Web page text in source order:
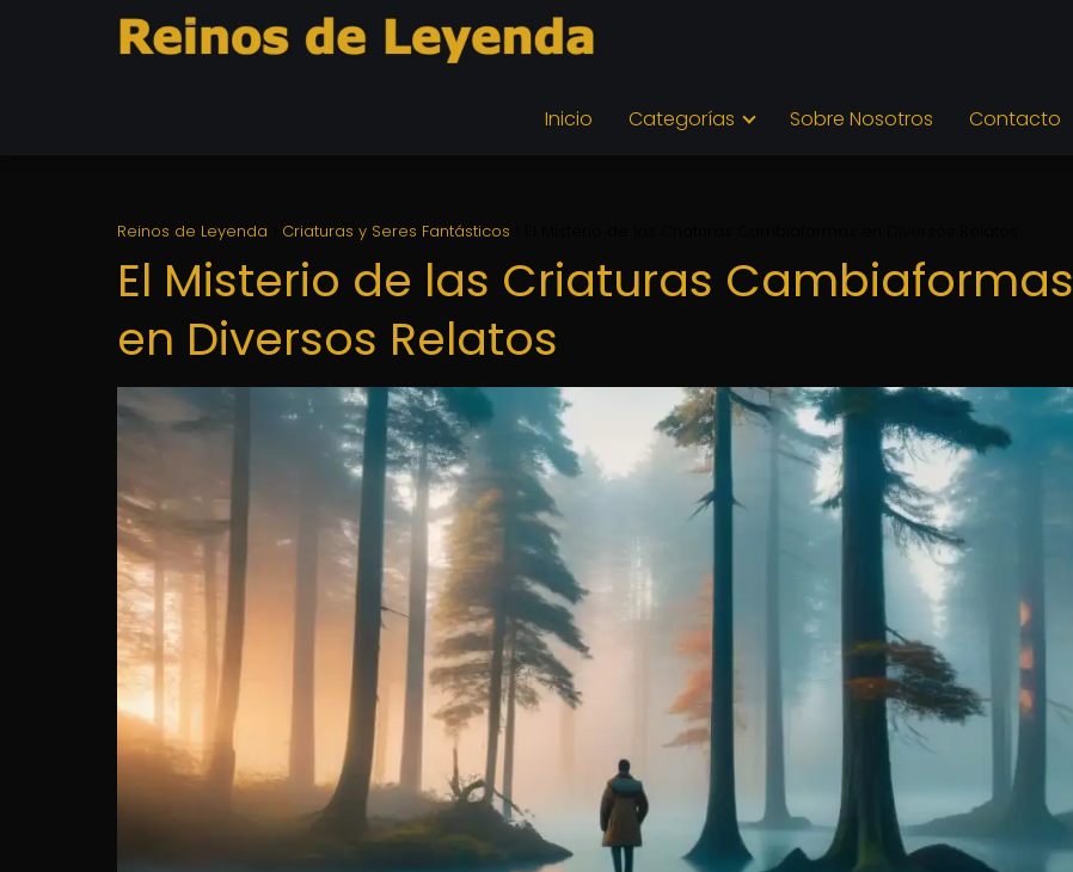
Inicio Categorías Sobre Nosotros Contacto
Reinos de Leyenda Criaturas y Seres Fantásticos
El Misterio de las Criaturas Cambiaformas
en Diversos Relatos